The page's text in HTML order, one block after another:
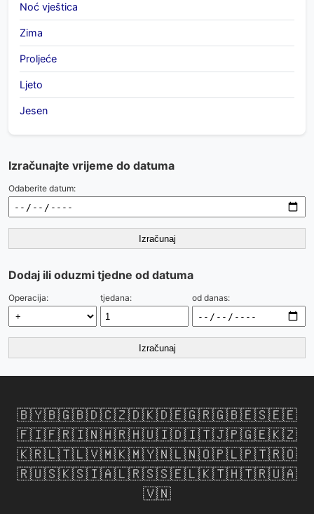
Noć vještica
Zima
Proljeće
Ljeto
Jesen
Izračunajte vrijeme do datuma
Odaberite datum:
Izračunaj
Dodaj ili oduzmi tjedne od datuma
Operacija: tjedana: od danas:
Izračunaj
🇧🇾🇧🇬🇧🇩🇨🇿🇩🇰🇩🇪🇬🇷🇬🇧🇪🇸🇪🇪
🇫🇮🇫🇷🇮🇳🇭🇷🇭🇺🇮🇩🇮🇹🇯🇵🇬🇪🇰🇿
🇰🇷🇱🇹🇱🇻🇲🇰🇲🇾🇳🇱🇳🇴🇵🇱🇵🇹🇷🇴
🇷🇺🇸🇰🇸🇮🇦🇱🇷🇸🇸🇪🇱🇰🇹🇭🇹🇷🇺🇦
🇻🇳